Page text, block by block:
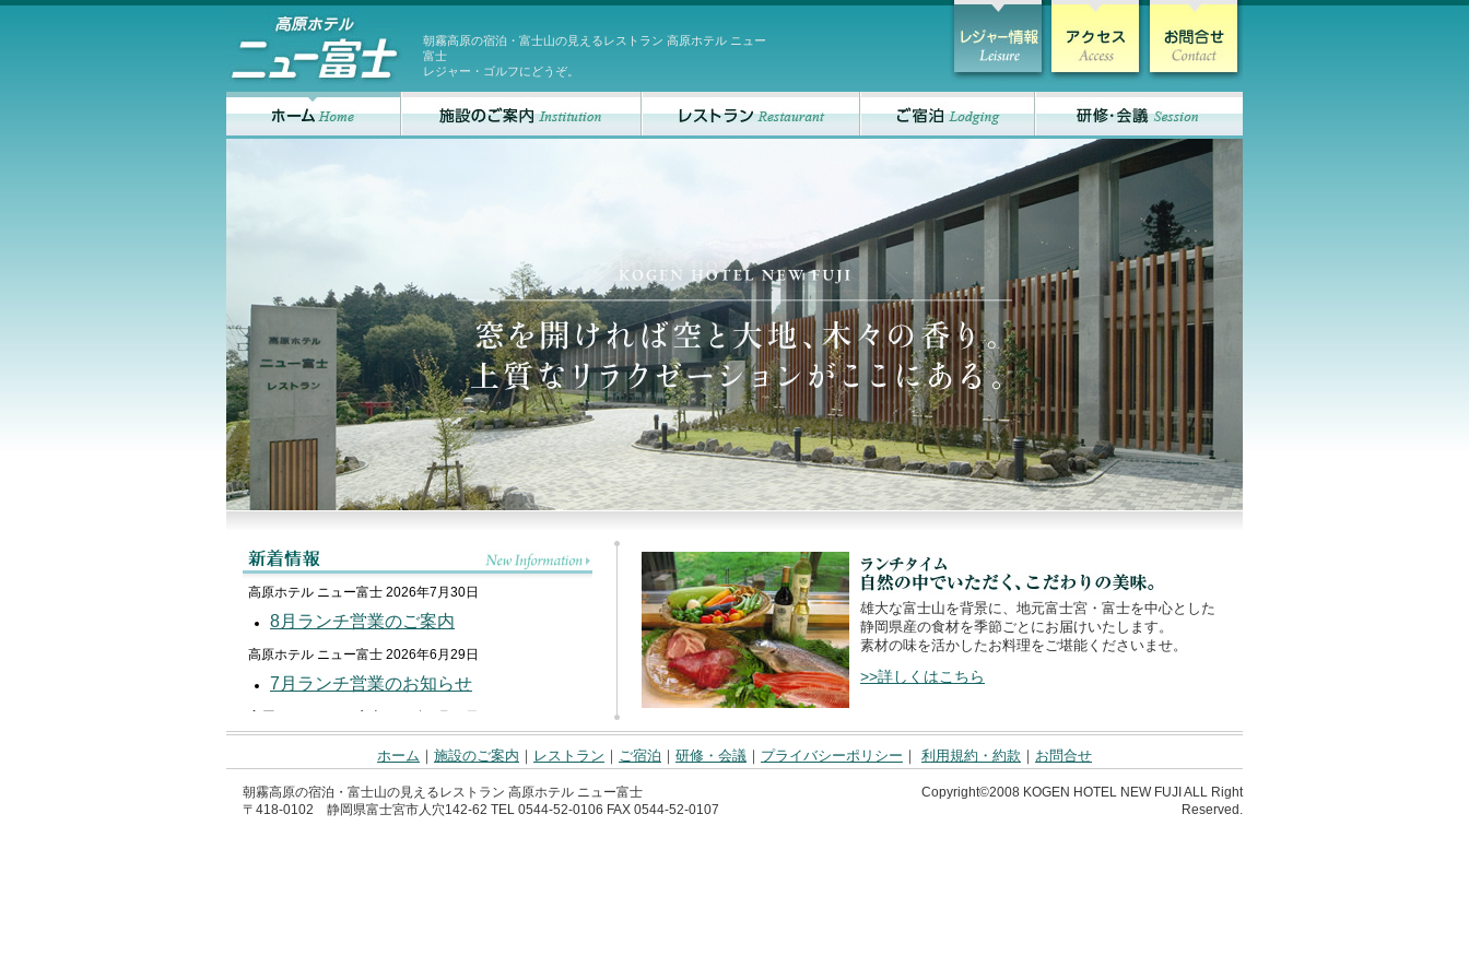
朝霧高原の宿泊・富士山の見えるレストラン 高原ホテル ニュー
富士
レジャー・ゴルフにどうぞ。
高原ホテル ニュー富士 2026年7月30日
8月ランチ営業のご案内
高原ホテル ニュー富士 2026年6月29日
7月ランチ営業のお知らせ
6月ランチ営業のお知らせ
5月ランチ営業のお知らせ
雄大な富士山を背景に、地元富士宮・富士を中心とした
静岡県産の食材を季節ごとにお届けいたします。
素材の味を活かしたお料理をご堪能くださいませ。
>>詳しくはこちら
ホーム ｜ 施設のご案内 ｜ レストラン ｜ ご宿泊 ｜ 研修・会議 ｜ プライバシーポリシー ｜ 利用規約・約款 ｜ お問合せ
朝霧高原の宿泊・富士山の見えるレストラン 高原ホテル ニュー富士
〒418-0102 静岡県富士宮市人穴142-62 TEL 0544-52-0106 FAX 0544-52-0107
Copyright©2008 KOGEN HOTEL NEW FUJI ALL Right
Reserved.